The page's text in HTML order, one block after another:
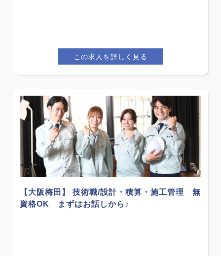
この求人を詳しく見る
【大阪梅田】 技術職/設計・積算・施工管理 無
資格OK まずはお話しから♪